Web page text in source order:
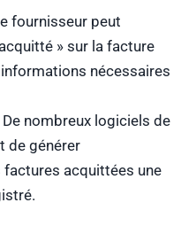
fournisseur peut
» sur la facture
nécessaires
De nombreux logiciels de
de générer
acquittées une